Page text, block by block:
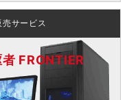
サービス
FRONTIER